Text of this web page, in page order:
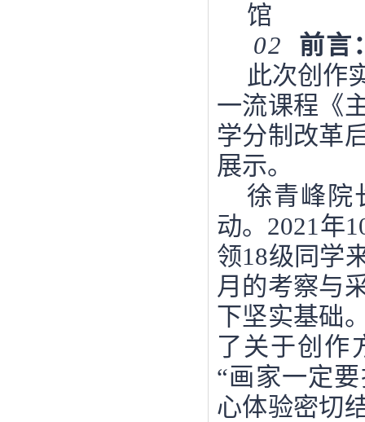
馆
02 前言
此次创作
一流课程《
学分制改革
展示。
徐青峰院
动。 2021年
领18级同学
月的考察与
下坚实基础
了关于创作
“画家一定
心体验密切